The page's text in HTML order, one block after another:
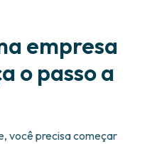
empresa
o passo a
você precisa começar